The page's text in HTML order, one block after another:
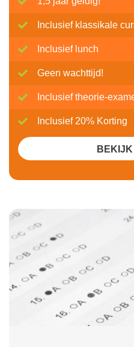
Inclusief klassikale
Inclusief lunch
Geen wachttijd!
Inclusief theorie-
Inclusief 20% Korting